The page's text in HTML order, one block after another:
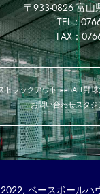
〒933-0826 富山
TEL：
FAX：
トラックアウトTeeBALL野
お問い合わせスタジ
ベースボールハ